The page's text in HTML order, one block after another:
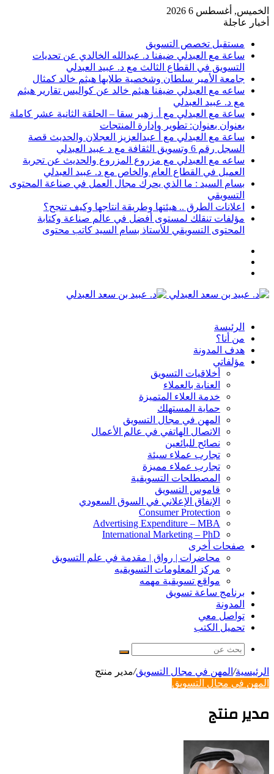
الخميس, أغسطس 6 2026
أخبار عاجلة
مستقبل تخصص التسويق
ساعة مع العبدلي ضيفنا د. عبدالله الخالدي عن تحديات
التسويق في القطاع الثالث مع د. عبيد العبدلي
جامعة الأمير سلطان وشخصية طلابها هيثم خالد كمثال
ساعه مع العبدلي ضيفنا هيثم خالد عن كواليس تقارير هيثم
مع د. عبيد العبدلي
ساعة مع العبدلي مع أ. زهير سقا – الحلقة الثانية عشر كاملة
بعنوان بعنوان: تطوير وإدارة المنتجات
ساعة مع العبدلي مع أ عبدالعزيز العجلان والحديث قصة
السجل رقم 6 وتسويق الثقافة مع د عبيد العبدلي
ساعه مع العبدلي مع مزروع المزروع والحديث عن تجربة
العميل في القطاع العام والخاص مع د. عبيد العبدلي
بسام السيد : ما الذي يحرك مجال العمل في صناعة المحتوى
التسويقي
اعلانات الطرق .. هيئتها وطريقة انتاجها وكيف تنجح؟
مؤلفات تنقلك لمستوى أفضل في عالم صناعة وكتابة
المحتوى التسويقي للأستاذ بسام السيد كاتب محتوى
القائمة
الرئيسة
من أنا؟
هدف المدونة
مؤلفاتي
أخلاقيات التسويق
العناية بالعملاء
خدمة العلاء المتميزة
حماية المستهلك
المهن في مجال التسويق
الاتصال الهاتفي في عالم الأعمال
نصائح للبائعين
تجارب عملاء سيئة
تجارب عملاء مميزة
المصطلحات التسويقية
قاموس التسويق
الإنفاق الإعلاني في السوق السعودي
Consumer Protection
Advertising Expenditure – MBA
International Marketing – PhD
صفحات أخرى
محاضرات | رواق | مقدمة في علم التسويق
مركز المعلومات التسويقيه
مواقع تسويقية مهمه
برنامج ساعة تسويق
المدونة
تواصل معي
تحميل الكتب
بحث
الرئيسية/ المهن في مجال التسويق/مدير منتج
المهن في مجال التسويق
مدير منتج